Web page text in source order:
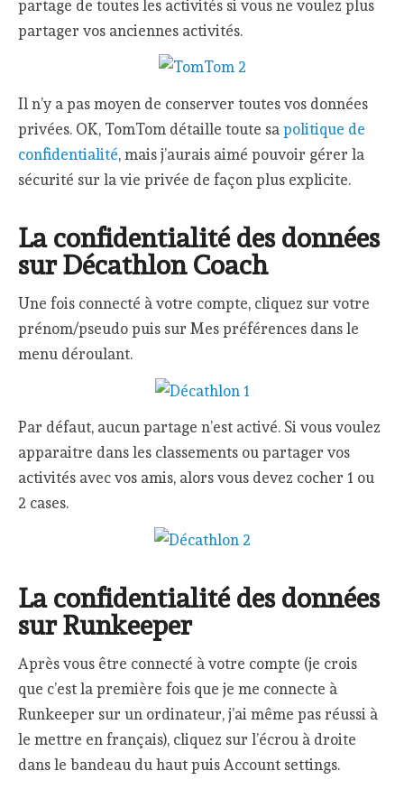
partage de toutes les activités si vous ne voulez plus
partager vos anciennes activités.
Il n’y a pas moyen de conserver toutes vos données
privées. OK, TomTom détaille toute sapolitique de
confidentialité, mais j’aurais aimé pouvoir gérer la
sécurité sur la vie privée de façon plus explicite.
La confidentialité des données
sur Décathlon Coach
Une fois connecté à votre compte, cliquez sur votre
prénom/pseudo puis sur Mes préférences dans le
menu déroulant.
Par défaut, aucun partage n’est activé. Si vous voulez
apparaitre dans les classements ou partager vos
activités avec vos amis, alors vous devez cocher 1 ou
2 cases.
La confidentialité des données
sur Runkeeper
Après vous être connecté à votre compte (je crois
que c’est la première fois que je me connecte à
Runkeeper sur un ordinateur, j’ai même pas réussi à
le mettre en français), cliquez sur l’écrou à droite
dans le bandeau du haut puis Account settings.